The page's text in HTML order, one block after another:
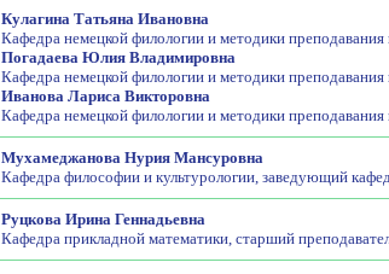
Кулагина Татьяна Ивановна
Кафедра немецкой филологии и методики преподавания
Погадаева Юлия Владимировна
Кафедра немецкой филологии и методики
Иванова Лариса Викторовна
Кафедра немецкой филологии и методики
Мухамеджанова Нурия Мансуровна
Кафедра философии и культурологии, заведующий
Руцкова Ирина Геннадьевна
Кафедра прикладной математики, старший